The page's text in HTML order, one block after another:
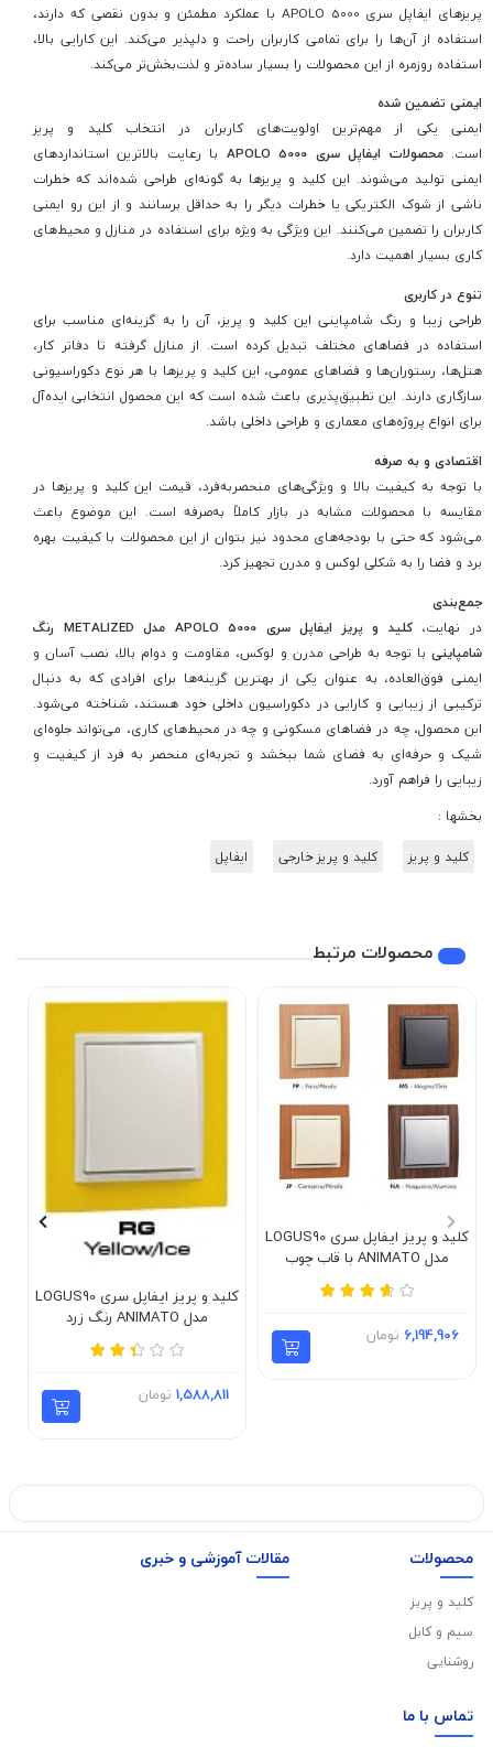
پریزهای ایفاپل سری APOLO 5000 با عملکرد مطمئن و بدون نقصی که دارند،
استفاده از آن‌ها را برای تمامی کاربران راحت و دلپذیر می‌کند. این کارایی بالا،
استفاده روزمره از این محصولات را بسیار ساده‌تر و لذت‌بخش‌تر می‌کند.
ایمنی تضمین شده
ایمنی یکی از مهم‌ترین اولویت‌های کاربران در انتخاب کلید و پریز
است. محصولات ایفاپل سری APOLO 5000
با رعایت بالاترین استانداردهای
ایمنی تولید می‌شوند. این کلید و پریزها به گونه‌ای طراحی شده‌اند که خطرات
ناشی از شوک الکتریکی یا خطرات دیگر را به حداقل برسانند و از این رو ایمنی
کاربران را تضمین می‌کنند. این ویژگی به ویژه برای استفاده در منازل و محیط‌های
کاری بسیار اهمیت دارد.
تنوع در کاربری
طراحی زیبا و رنگ شامپاینی این کلید و پریز، آن را به گزینه‌ای مناسب برای
استفاده در فضاهای مختلف تبدیل کرده است. از منازل گرفته تا دفاتر کار،
هتل‌ها، رستوران‌ها و فضاهای عمومی، این کلید و پریزها با هر نوع دکوراسیونی
سازگاری دارند. این تطبیق‌پذیری باعث شده است که این محصول انتخابی ایده‌آل
برای انواع پروژه‌های معماری و طراحی داخلی باشد.
اقتصادی و به صرفه
با توجه به کیفیت بالا و ویژگی‌های منحصربه‌فرد، قیمت این کلید و پریزها در
مقایسه با محصولات مشابه در بازار کاملاً به‌صرفه است. این موضوع باعث
می‌شود که حتی با بودجه‌های محدود نیز بتوان از این محصولات با کیفیت بهره
برد و فضا را به شکلی لوکس و مدرن تجهیز کرد.
جمع‌بندی
در نهایت،
کلید و پریز ایفاپل سری APOLO 5000 مدل METALIZED رنگ
شامپاینی با توجه به طراحی مدرن و لوکس، مقاومت و دوام بالا، نصب آسان و
ایمنی فوق‌العاده، به عنوان یکی از بهترین گزینه‌ها برای افرادی که به دنبال
ترکیبی از زیبایی و کارایی در دکوراسیون داخلی خود هستند، شناخته می‌شود.
این محصول، چه در فضاهای مسکونی و چه در محیط‌های کاری، می‌تواند جلوه‌ای
شیک و حرفه‌ای به فضای شما ببخشد و تجربه‌ای منحصر به فرد از کیفیت و
زیبایی را فراهم آورد.
بخشها :
کلید و پریز
کلید و پریز خارجی ایفاپل
محصولات مرتبط
کلید و پریز ایفاپل سری LOGUS90
مدل ANIMATO با قاب چوب
طبیعی
6,194,906 تومان
کلید و پریز ایفاپل سری LOGUS90
مدل ANIMATO رنگ زرد
1,588,811 تومان
محصولات
کلید و پریز
سیم و کابل
روشنایی
مقالات آموزشی و خبری
تماس با ما